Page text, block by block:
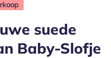
suede
Baby-Slofje